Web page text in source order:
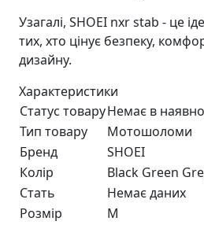
Узагалі, SHOEI nxr stab - це
тих, хто цінує безпеку,
дизайну.
Характеристики
Статус товаруНемає в
Тип товару
Мотошоломи
Бренд
SHOEI
Колір
Black Green
Стать
Немає даних
Розмір
M